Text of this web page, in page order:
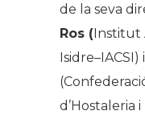
de la seva
Ros ( Institut
Isidre–IACSI) i
d’Hostaleria